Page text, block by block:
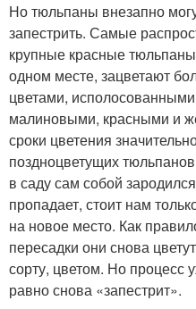
Но тюльпаны внезапно
запестрить. Самые
крупные красные
одном месте, зацветают
цветами,
малиновыми, красными и
сроки цветения
поздноцветущих
в саду сам собой
пропадает, стоит нам
на новое место. Как
пересадки они снова
сорту, цветом. Но процесс
равно снова «запестрит».